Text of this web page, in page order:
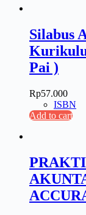
Silabus
Pai )
Rp57.000
ISBN
Add to cart